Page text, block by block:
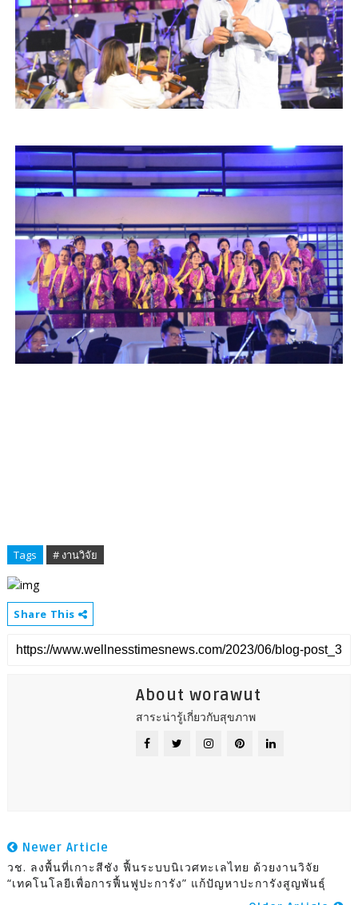
Tags # งานวิจัย
Share This
About worawut
สาระน่ารู้เกี่ยวกับสุขภาพ
Newer Article
วช. ลงพื้นที่เกาะสีชัง ฟื้นระบบนิเวศทะเลไทย ด้วยงานวิจัย
“เทคโนโลยีเพื่อการฟื้นฟูปะการัง” แก้ปัญหาปะการังสูญพันธุ์